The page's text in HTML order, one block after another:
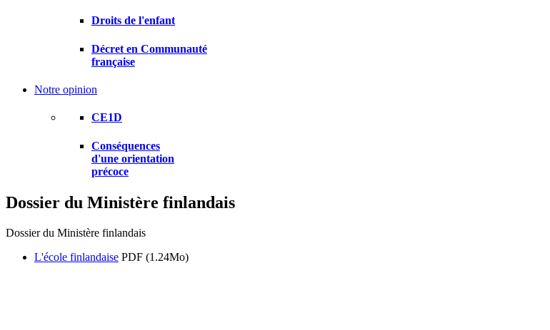
Droits de l'enfant
Décret en Communauté
française
Notre opinion
CE1D
Conséquences
d'une orientation
précoce
Dossier du Ministère finlandais
Dossier du Ministère finlandais
L'école finlandaise PDF (1.24Mo)